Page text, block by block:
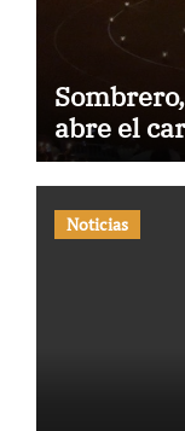
abre el
Noticias